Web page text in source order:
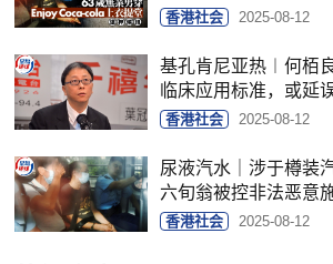
香港社会 2025-08-12
基孔肯尼亚热︱何栢
临床应用标准，或延
香港社会 2025-08-12
尿液汽水｜涉于樽装
六旬翁被控非法恶意
香港社会 2025-08-12